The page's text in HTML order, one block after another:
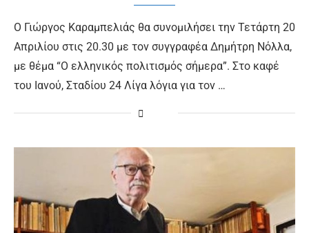
Ο Γιώργος Καραμπελιάς θα συνομιλήσει την Τετάρτη 20
Απριλίου στις 20.30 με τον συγγραφέα Δημήτρη Νόλλα,
με θέμα “Ο ελληνικός πολιτισμός σήμερα”. Στο καφέ
του Ιανού, Σταδίου 24 Λίγα λόγια για τον …